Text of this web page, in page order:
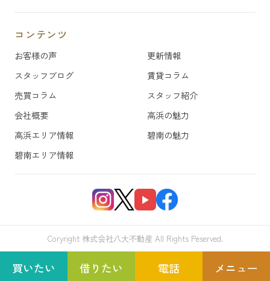
コンテンツ
お客様の声
更新情報
スタッフブログ
賃貸コラム
売買コラム
スタッフ紹介
会社概要
高浜の魅力
高浜エリア情報
碧南の魅力
碧南エリア情報
Coryright 株式会社八大不動産 All Rights Peserved.
買いたい 借りたい 電話 メニュー